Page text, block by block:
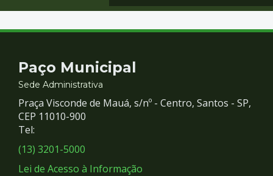
Contato
e
Redes
Sociais
Paço Municipal
Sede Administrativa
Praça Visconde de Mauá, s/nº - Centro, Santos - SP,
CEP 11010-900
Tel:
(13) 3201-5000
Lei de Acesso à Informação